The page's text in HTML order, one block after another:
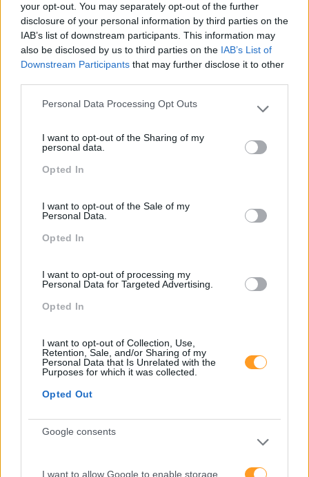
your opt-out. You may separately opt-out of the further
disclosure of your personal information by third parties on the
IAB’s list of downstream participants. This information may
also be disclosed by us to third parties on the IAB’s List of
Downstream Participants that may further disclose it to other
Please note that this website/app uses one or more Google
not limited to your visit or usage behaviour. You may click to
grant or deny consent to Google and its third-party tags to
use your data for below specified purposes in below Google
Personal Data Processing Opt Outs
I want to opt-out of the Sharing of my
personal data.
Opted In
I want to opt-out of the Sale of my
Personal Data.
Opted In
I want to opt-out of processing my
Personal Data for Targeted Advertising.
Opted In
I want to opt-out of Collection, Use,
Retention, Sale, and/or Sharing of my
Personal Data that Is Unrelated with the
Purposes for which it was collected.
Opted Out
Google consents
I want to allow Google to enable storage
TEAMBUILDING, COMO TER A CERTEZA QUE RESULTA
mesma equação trabalhar competências de comunicação,
negociação e até motivação. Quando bem construído,...
LEIA MAIS